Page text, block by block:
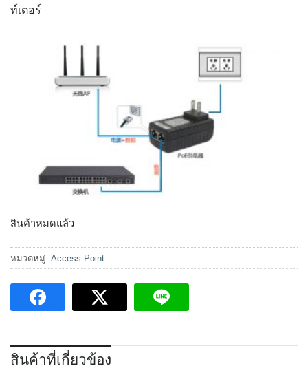
ท์เตอร์
สินค้าหมดแล้ว
หมวดหมู่: Access Point
สินค้าที่เกี่ยวข้อง